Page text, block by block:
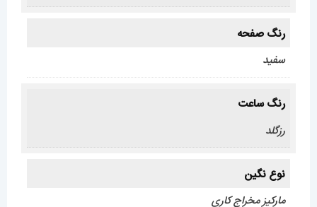
رنگ صفحه
سفید
رنگ ساعت
رزگلد
نوع نگین
مارکیز مخراج کاری